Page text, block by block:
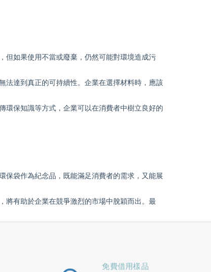
但如果使用不當或廢棄，仍然可能對環境造成污
法達到真正的可持續性。企業在選擇材料時，應該
環保知識等方式，企業可以在消費者中樹立良好的
保袋作為紀念品，既能滿足消費者的需求，又能展
將有助於企業在競爭激烈的市場中脫穎而出。最
免費借用樣品